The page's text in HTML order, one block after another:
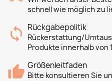
schnell wie möglich zu
Rückgabepolitik
Rückerstattung/
Produkte innerhalb von
Größenleitfaden
Bitte konsultieren Sie